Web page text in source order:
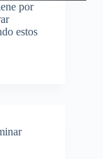
por
estos